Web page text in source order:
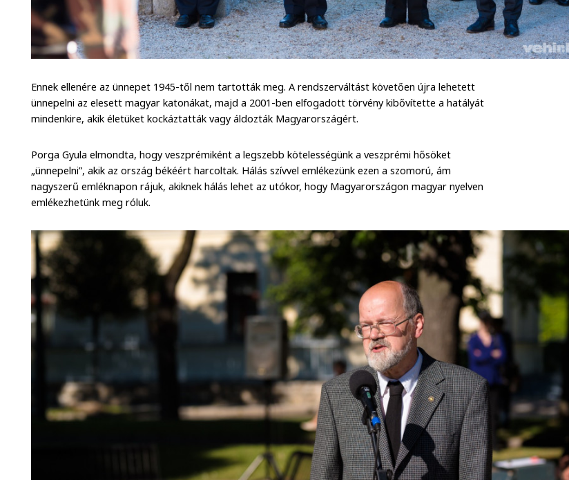
Ennek ellenére az ünnepet 1945-től nem tartották meg. A rendszerváltást követően újra lehetett
ünnepelni az elesett magyar katonákat, majd a 2001-ben elfogadott törvény kibővítette a hatályát
mindenkire, akik életüket kockáztatták vagy áldozták Magyarországért.
Porga Gyula elmondta, hogy veszprémiként a legszebb kötelességünk a veszprémi hősöket
„ünnepelni”, akik az ország békéért harcoltak. Hálás szívvel emlékezünk ezen a szomorú, ám
nagyszerű emléknapon rájuk, akiknek hálás lehet az utókor, hogy Magyarországon magyar nyelven
emlékezhetünk meg róluk.